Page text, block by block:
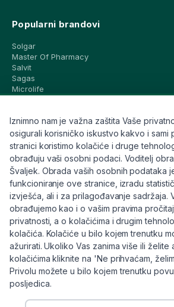
Popularni brandovi
Solgar
Master Of Pharmacy
Salvit
Sagas
Microlife
CeraVe
Eucerin
Avene
Bioderma
Svi brandovi
Info
Trebate pomoć ili imate pitanja?
+385 91 6191 901
info@eljekarna24.hr
Iznimno nam je važna zaštita Vaše
osigurali korisničko iskustvo kakvo i sami
stranici koristimo kolačiće i druge
obrađuju vaši osobni podaci. Voditelj
Švaljek. Obrada vaših osobnih podataka
funkcioniranje ove stranice, izradu
izvješća, ali i za prilagođavanje sadržaja.
obrađujemo kao i o vašim pravima
privatnosti, a o kolačićima i drugim
kolačića. Kolačiće u bilo kojem trenutku
ažurirati. Ukoliko Vas zanima više ili želite
kolačićima kliknite na 'Ne prihvaćam,
Privolu možete u bilo kojem trenutku
posljedica.